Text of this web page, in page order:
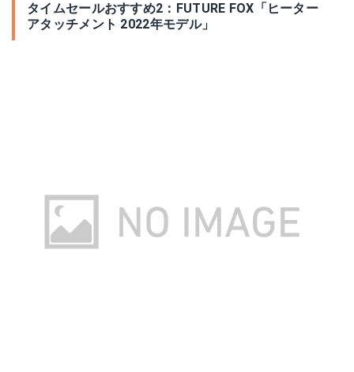
タイムセールおすすめ2：FUTURE FOX「ヒーター
アタッチメント 2022年モデル」